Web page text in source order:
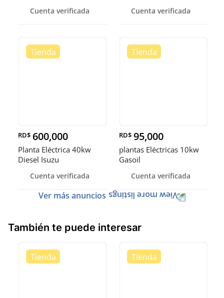
Cuenta verificada Cuenta verificada
RD$ 600,000
Planta Eléctrica 40kw
Diesel Isuzu
Cuenta verificada
RD$ 95,000
plantas Eléctricas 10kw
Gasoil
Cuenta verificada
Ver más anuncios
También te puede interesar